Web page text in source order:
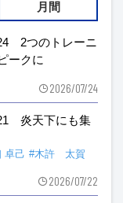
月間
24 2つのトレーニ
ークに
2026/07/24
21 炎天下にも集
卓己 #木許 太賀
2026/07/22